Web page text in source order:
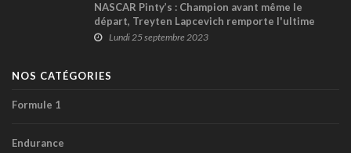
NASCAR Pinty’s : Champion avant même le
départ, Treyten Lapcevich remporte l'ultime
manche 2023 au Delaware Speedway
Lundi 25 septembre 2023
NOS CATÉGORIES
Formule 1
Endurance